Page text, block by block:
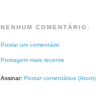
NENHUM COMENTÁRIO:
Postar um comentário
Postagem mais recente
Assinar: Postar comentários (Atom)